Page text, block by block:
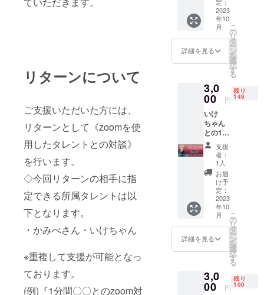
リターンについて
ご支援いただいた方には、
リターンとして《zoomを使
用したタレントとの対談》
を行います。
◇今回リターンの相手に指
定できる所属タレントは以
下となります。
・かみべさん・いけちゃん
※重複して支援が可能となっ
ております。
(例)『1分間〇〇とのzoom対
て支援
が可能
となっ
ており
ます。
(例)
3000円
×10個支
援＝10
分間対
談 ☆備
考欄に
ZOOM
のユー
ザー名
を記入
してく
ださ
い。
2023
年10
月
詳細を見る
こ
の
リ
タ
ー
ン
を
選
択
す
る
3,0
00 円
残り
149
いけ
ちゃん
との1分
間の対
談【10
月午後
の部ー2
部】 ※
重複し
て支援
が可能
となっ
ており
ます。
(例)
3000円
×10個支
援＝10
分間対
支援
者：
1人
お届
け予
定：
2023
年10
月
詳細を見る
こ
の
リ
タ
ー
ン
を
選
択
す
る
3,0
00 円
残り
100